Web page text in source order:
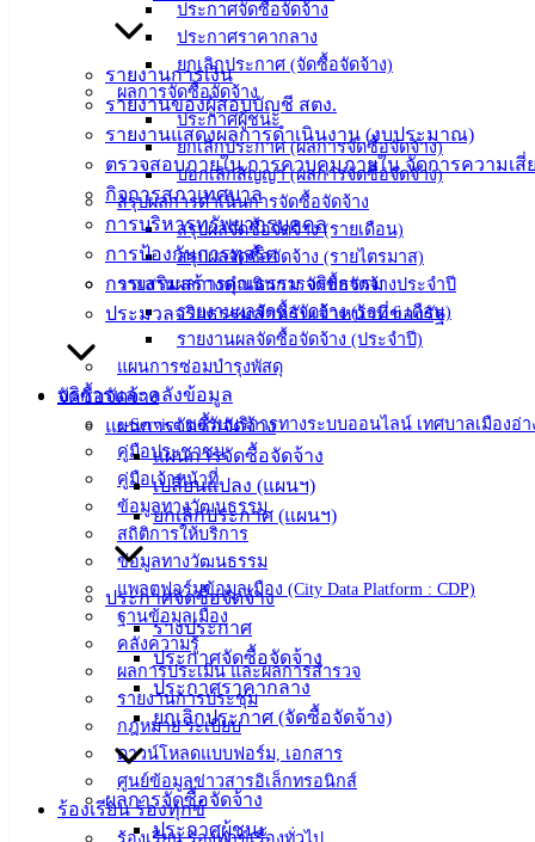
ประกาศจัดซื้อจัดจ้าง
ประกาศราคากลาง
ยกเลิกประกาศ (จัดซื้อจัดจ้าง)
ผลการจัดซื้อจัดจ้าง
ประกาศผู้ชนะ
ยกเลิกประกาศ (ผลการจัดซื้อจัดจ้าง)
บอกเลิกสัญญา (ผลการจัดซื้อจัดจ้าง)
สรุปผลการดำเนินการจัดซื้อจัดจ้าง
สรุปผลจัดซื้อจัดจ้าง (รายเดือน)
สรุปผลจัดซื้อจัดจ้าง (รายไตรมาส)
รายงานผลการดำเนินการจัดซื้อจัดจ้างประจำปี
รายงานผลจัดซื้อจัดจ้าง (รอบ 6 เดือน)
รายงานผลจัดซื้อจัดจ้าง (ประจำปี)
แผนการซ่อมบำรุงพัสดุ
บริการและคลังข้อมูล
e-Service ขอรับบริการทางระบบออนไลน์ เทศบาลเมืองอ่
คู่มือประชาชน
คู่มือเจ้าหน้าที่
ข้อมูลทางวัฒนธรรม
สถิติการให้บริการ
ข้อมูลทางวัฒนธรรม
แพลตฟอร์มข้อมูลเมือง (City Data Platform : CDP)
ฐานข้อมูลเมือง
คลังความรู้
ผลการประเมิน และผลการสำรวจ
รายงานการประชุม
กฎหมาย ระเบียบ
ดาวน์โหลดแบบฟอร์ม, เอกสาร
ศูนย์ข้อมูลข่าวสารอิเล็กทรอนิกส์
ร้องเรียน ร้องทุกข์
รายงานการเงิน
รายงานของผู้สอบบัญชี สตง.
รายงานแสดงผลการดำเนินงาน (งบประมาณ)
ตรวจสอบภายใน การควบคุมภายใน จัดการความเสี่
กิจการสภาเทศบาล
การบริหารทรัพยากรบุคคล
การป้องกันการทุจริต
การเสริมสร้างคุณธรรม จริยธรรม
ประมวลจริยธรรมสำหรับเจ้าหน้าที่ของรัฐ
จัดซื้อจัดจ้าง
แผนการจัดซื้อจัดจ้าง
แผนการจัดซื้อจัดจ้าง
เปลี่ยนแปลง (แผนฯ)
ยกเลิกประกาศ (แผนฯ)
ประกาศจัดซื้อจัดจ้าง
ร่างประกาศ
ประกาศจัดซื้อจัดจ้าง
ประกาศราคากลาง
ยกเลิกประกาศ (จัดซื้อจัดจ้าง)
ผลการจัดซื้อจัดจ้าง
ประกาศผู้ชนะ
บริการ
ประชาชน
ดาวน์โหลด
แบบ
ฟอร์ม,
เอกสาร
คู่มือ
สำหรับ
ประชาชน/
คู่มือการ
ปฏิบัติ
ข่าวสาร
ศุนย์
ข้อมูล
ข่าวสาร
อิเล็กทรอนิกส์
องค์
ความรู้
(Knowledge
Management)